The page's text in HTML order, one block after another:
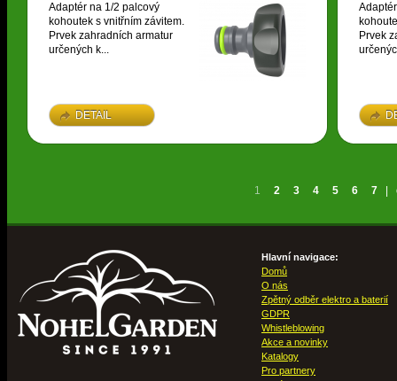
Adaptér na 1/2 palcový
kohoutek s vnitřním závitem.
Prvek zahradních armatur
určených k...
DETAIL
Prvek
1 2 3 4 5 6 7
Hlavní navigace:
Domů
O nás
Zpětný odběr elektro a baterií
GDPR
Whistleblowing
Akce a novinky
Katalogy
Pro partnery